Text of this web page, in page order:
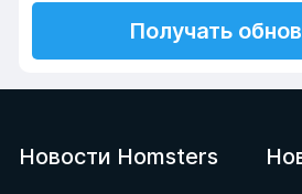
Получать
Новости Homsters